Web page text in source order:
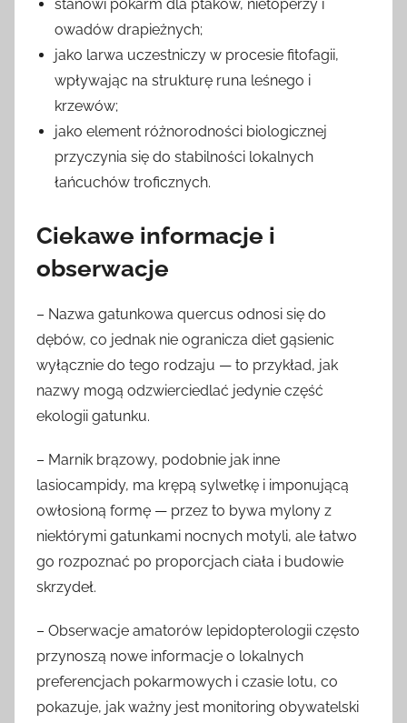
stanowi pokarm dla ptaków, nietoperzy i
owadów drapieżnych;
jako larwa uczestniczy w procesie fitofagii,
wpływając na strukturę runa leśnego i
krzewów;
jako element różnorodności biologicznej
przyczynia się do stabilności lokalnych
łańcuchów troficznych.
Ciekawe informacje i
obserwacje
– Nazwa gatunkowa quercus odnosi się do
dębów, co jednak nie ogranicza diet gąsienic
wyłącznie do tego rodzaju — to przykład, jak
nazwy mogą odzwierciedlać jedynie część
ekologii gatunku.
– Marnik brązowy, podobnie jak inne
lasiocampidy, ma krępą sylwetkę i imponującą
owłosioną formę — przez to bywa mylony z
niektórymi gatunkami nocnych motyli, ale łatwo
go rozpoznać po proporcjach ciała i budowie
skrzydeł.
– Obserwacje amatorów lepidopterologii często
przynoszą nowe informacje o lokalnych
preferencjach pokarmowych i czasie lotu, co
pokazuje, jak ważny jest monitoring obywatelski